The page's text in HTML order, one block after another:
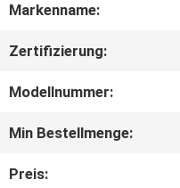
FABRIK
TOUR
Markenname:
Zertifizierung:
Modellnummer:
Min Bestellmenge:
Preis: